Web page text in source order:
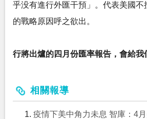
乎没有進行外匯干預」。代表美國不
的戰略原因呼之欲出。
行將出爐的四月份匯率報告，會給我
相關報導
疫情下美中角力未息 智庫：4